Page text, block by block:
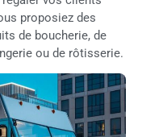
proposiez des
de boucherie, de
ou de rôtisserie.